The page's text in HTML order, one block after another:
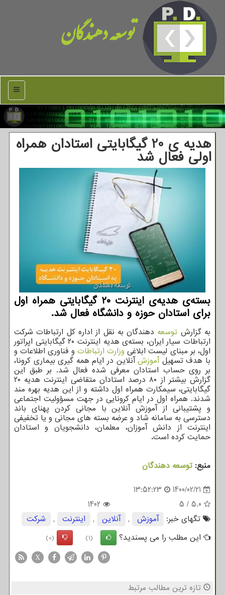
توسعه دهندگان
منو
هدیه ی 20 گیگابایتی استادان همراه
اولی فعال شد
بسته‌ی هدیه‌ی اینترنت ۲۰ گیگابایتی همراه اول
برای استادان حوزه و دانشگاه فعال شد.
به گزارش توسعه دهندگان به نقل از اداره کل ارتباطات شرکت
ارتباطات سیار ایران، بسته‌ی هدیه اینترنت ۲۰ گیگابایتی اپراتور
اول، بر مبنای لیست ابلاغی وزارت ارتباطات و فناوری اطلاعات و
با هدف تسهیلآموزشآنلاین در ایام همه گیری بیماری کرونا،
بر روی حساب استادان معرفی شده فعال شد. بر طبق این
گزارش بیشتر از ۸۰ درصد استادان متقاضی اینترنت هدیه ۲۰
گیگابایتی، سیمکارت همراه اول داشته و از این هدیه بهره مند
شدند. همراه اول در ایام کرونایی در جهت مسؤولیت اجتماعی
و پشتیبانی از آموزش آنلاین با مجانی کردن پهنای باند
دسترسی به سامانه شاد و عرضه بسته های مجانی و یا تخفیفی
اینترنت از دانش آموزان، معلمان، دانشجویان و استادان
حمایت کرده است.
منبع: توسعه دهندگان
1400/02/21
13:52:23
5.0
/
5
1402
تگهای خبر:
آموزش , آنلاین , اینترنت ,
شركت
این مطلب را می پسندید؟
(1)
(0)
X
تازه ترین مطالب مرتبط